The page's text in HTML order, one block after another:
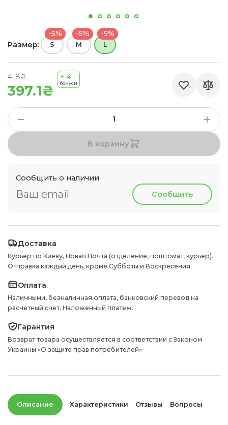
397.1₴
418₴ + 4
бонуси
Размер:
-5%
S
-5%
М
-5%
L
В корзину
Сообщить о наличии
Сообщить
Доставка
Курьер по Киеву, Новая Почта (отделение, поштомат, курьер).
Отправка каждый день, кроме Субботы и Воскресения.
Оплата
Наличными, безналичная оплата, банковский перевод на
расчетный счет. Наложенный платеж.
Гарантия
Возврат товара осуществляется в соответствии с Законом
Украины «О защите прав потребителей»
Описание Характеристики Отзывы Вопросы